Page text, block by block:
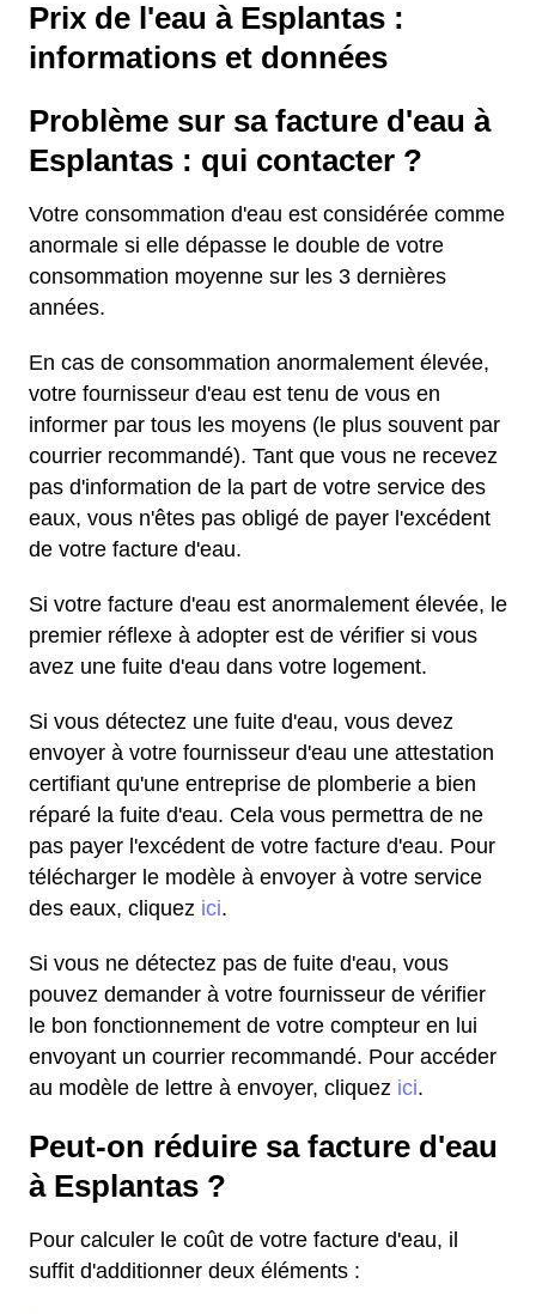
Prix de l'eau à Esplantas :
informations et données
Problème sur sa facture d'eau à
Esplantas : qui contacter ?
Votre consommation d'eau est considérée comme
anormale si elle dépasse le double de votre
consommation moyenne sur les 3 dernières
années.
En cas de consommation anormalement élevée,
votre fournisseur d'eau est tenu de vous en
informer par tous les moyens (le plus souvent par
courrier recommandé). Tant que vous ne recevez
pas d'information de la part de votre service des
eaux, vous n'êtes pas obligé de payer l'excédent
de votre facture d'eau.
Si votre facture d'eau est anormalement élevée, le
premier réflexe à adopter est de vérifier si vous
avez une fuite d'eau dans votre logement.
Si vous détectez une fuite d'eau, vous devez
envoyer à votre fournisseur d'eau une attestation
certifiant qu'une entreprise de plomberie a bien
réparé la fuite d'eau. Cela vous permettra de ne
pas payer l'excédent de votre facture d'eau. Pour
télécharger le modèle à envoyer à votre service
des eaux, cliquez ici.
Si vous ne détectez pas de fuite d'eau, vous
pouvez demander à votre fournisseur de vérifier
le bon fonctionnement de votre compteur en lui
envoyant un courrier recommandé. Pour accéder
au modèle de lettre à envoyer, cliquez ici.
Peut-on réduire sa facture d'eau
à Esplantas ?
Pour calculer le coût de votre facture d'eau, il
suffit d'additionner deux éléments :